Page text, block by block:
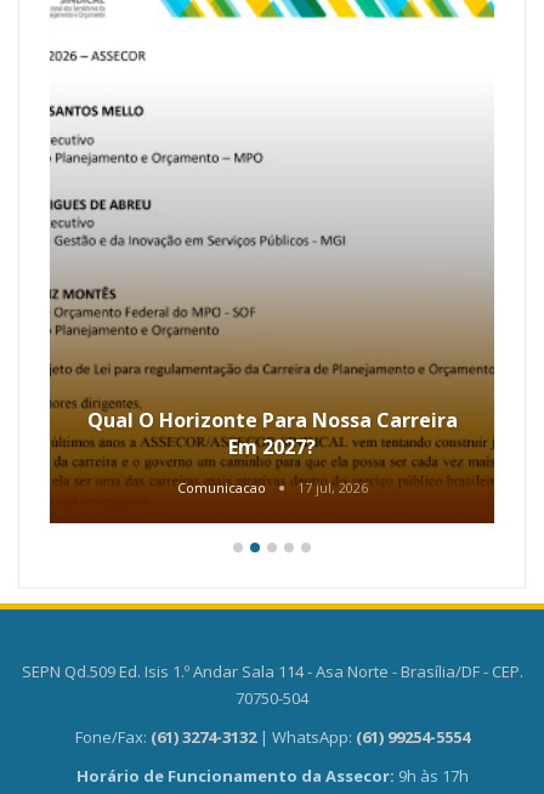
Qual O Horizonte Para Nossa Carreira
Em 2027?
Comunicacao 17 jul, 2026
SEPN Qd.509 Ed. Isis 1.º Andar Sala 114 - Asa Norte - Brasília/DF - CEP.
70750-504
Fone/Fax: (61) 3274-3132 | WhatsApp: (61) 99254-5554
Horário de Funcionamento da Assecor: 9h às 17h